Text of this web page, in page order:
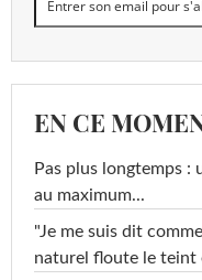
EN CE
Pas plus longtemps :
au maximum...
"Je me suis dit
naturel floute le teint